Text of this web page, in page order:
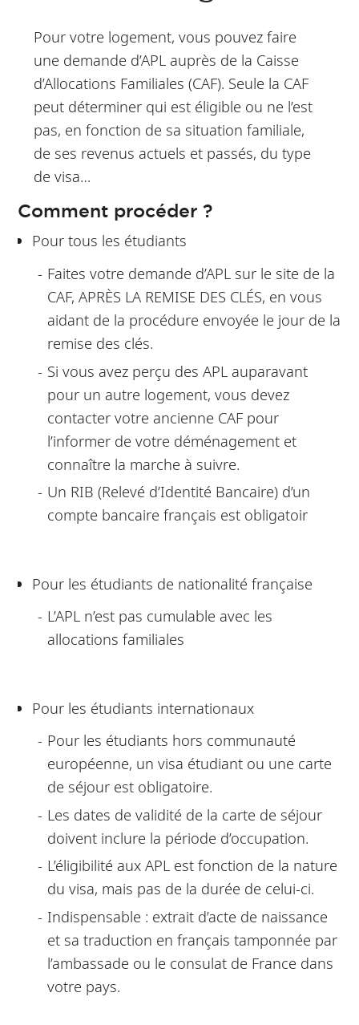
Pour votre logement, vous pouvez faire
une demande d’APL auprès de la Caisse
d’Allocations Familiales (CAF). Seule la CAF
peut déterminer qui est éligible ou ne l’est
pas, en fonction de sa situation familiale,
de ses revenus actuels et passés, du type
de visa…
Comment procéder ?
Pour tous les étudiants
Faites votre demande d’APL sur le site de la
CAF, APRÈS LA REMISE DES CLÉS, en vous
aidant de la procédure envoyée le jour de la
remise des clés.
Si vous avez perçu des APL auparavant
pour un autre logement, vous devez
contacter votre ancienne CAF pour
l’informer de votre déménagement et
connaître la marche à suivre.
Un RIB (Relevé d’Identité Bancaire) d’un
compte bancaire français est obligatoir
Pour les étudiants de nationalité française
L’APL n’est pas cumulable avec les
allocations familiales
Pour les étudiants internationaux
Pour les étudiants hors communauté
européenne, un visa étudiant ou une carte
de séjour est obligatoire.
Les dates de validité de la carte de séjour
doivent inclure la période d’occupation.
L’éligibilité aux APL est fonction de la nature
du visa, mais pas de la durée de celui-ci.
Indispensable : extrait d’acte de naissance
et sa traduction en français tamponnée par
l’ambassade ou le consulat de France dans
votre pays.